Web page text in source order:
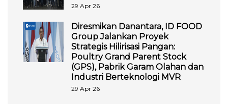
29 Apr 26
Diresmikan Danantara, ID FOOD
Group Jalankan Proyek
Strategis Hilirisasi Pangan:
Poultry Grand Parent Stock
(GPS), Pabrik Garam Olahan dan
Industri Berteknologi MVR
29 Apr 26